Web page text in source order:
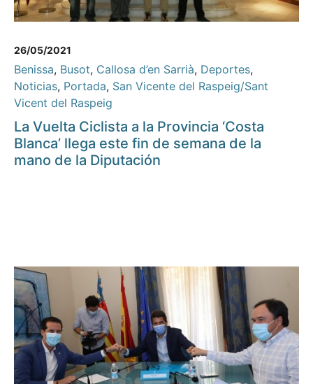
26/05/2021
Benissa, Busot, Callosa d’en Sarrià, Deportes,
Noticias, Portada, San Vicente del Raspeig/Sant
Vicent del Raspeig
La Vuelta Ciclista a la Provincia ‘Costa
Blanca’ llega este fin de semana de la
mano de la Diputación